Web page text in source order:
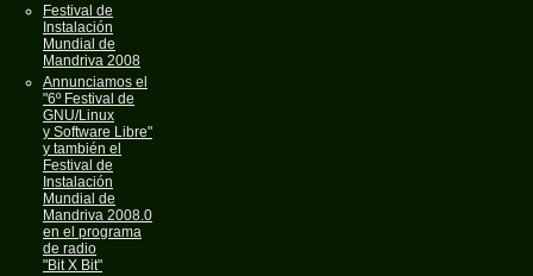
Festival de
Instalación
Mundial de
Mandriva 2008
Annunciamos el
"6º Festival de
GNU/Linux
y Software Libre"
y también el
Festival de
Instalación
Mundial de
Mandriva 2008.0
en el programa
de radio
"Bit X Bit"